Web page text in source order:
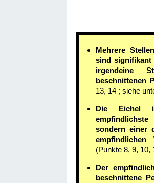
Mehrere
sind signifikant
irgendeine
beschnittenen
13, 14 ; siehe
Die Eichel
sondern einer
(Punkte 8, 9, 10,
Der
beschnittene